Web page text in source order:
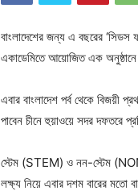
বাংলাদেশের জন্য এ বছরের
একাডেমিতে আয়োজিত এক
এবার বাংলাদেশ পর্ব থেকে বিজয়ী
পাবেন চীনে হুয়াওয়ে সদর দফতরে
স্টেম (STEM) ও নন-স্টেম (NON-
লক্ষ্য নিয়ে এবার দশম বারের